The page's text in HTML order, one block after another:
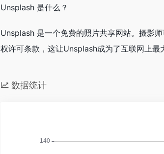
Unsplash 是什么？
Unsplash 是一个免费的照片共享网站。摄影
权许可条款，这让Unsplash成为了互联网上最
数据统计